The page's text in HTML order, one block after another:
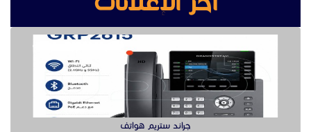
سويتش ريجي لشبكة أكثر مرونة هنا